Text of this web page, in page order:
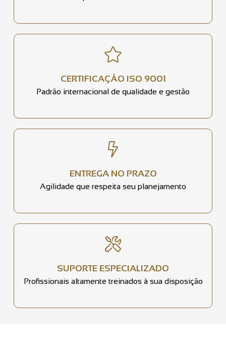
CERTIFICAÇÃO ISO 9001
Padrão internacional de qualidade e gestão
ENTREGA NO PRAZO
Agilidade que respeita seu planejamento
SUPORTE ESPECIALIZADO
Profissionais altamente treinados à sua disposição